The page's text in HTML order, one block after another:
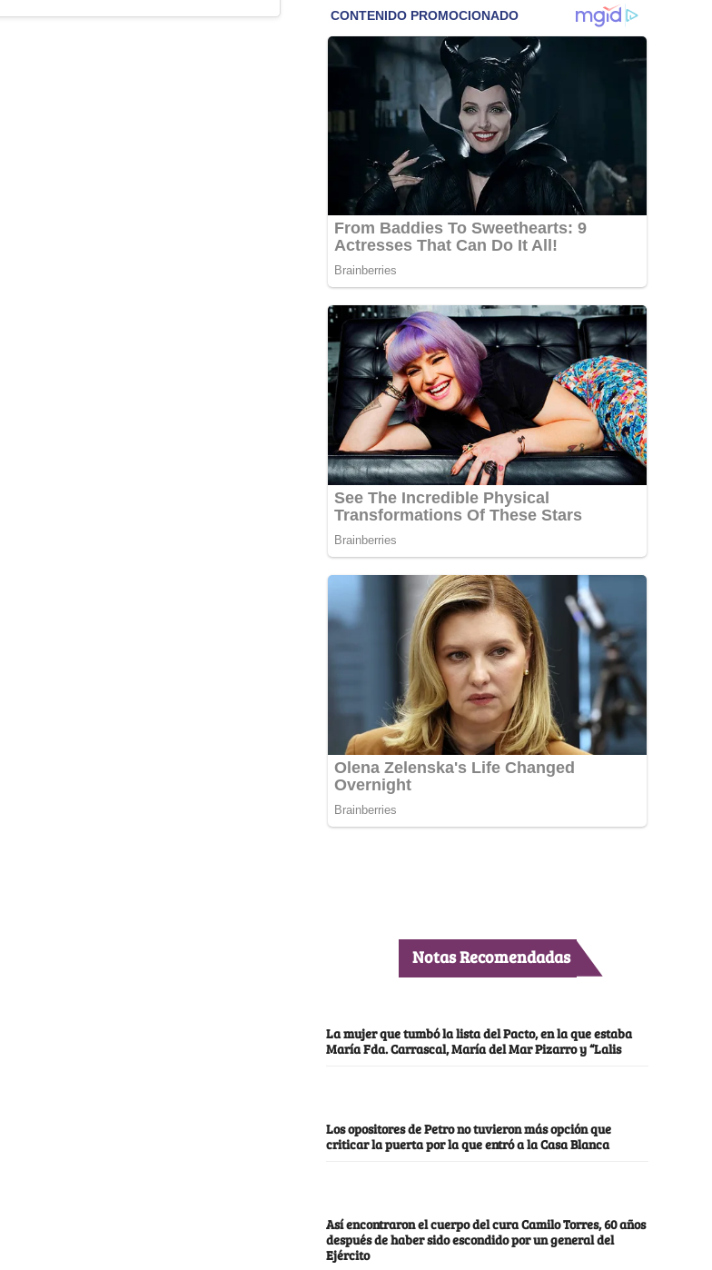
Notas Recomendadas
La mujer que tumbó la lista del Pacto, en la que estaba
María Fda. Carrascal, María del Mar Pizarro y “Lalis
Los opositores de Petro no tuvieron más opción que
criticar la puerta por la que entró a la Casa Blanca
Así encontraron el cuerpo del cura Camilo Torres, 60 años
después de haber sido escondido por un general del
Ejército